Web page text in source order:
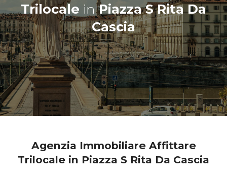
Trilocale inPiazza S Rita Da
Cascia
Agenzia Immobiliare Affittare
Trilocale in Piazza S Rita Da Cascia